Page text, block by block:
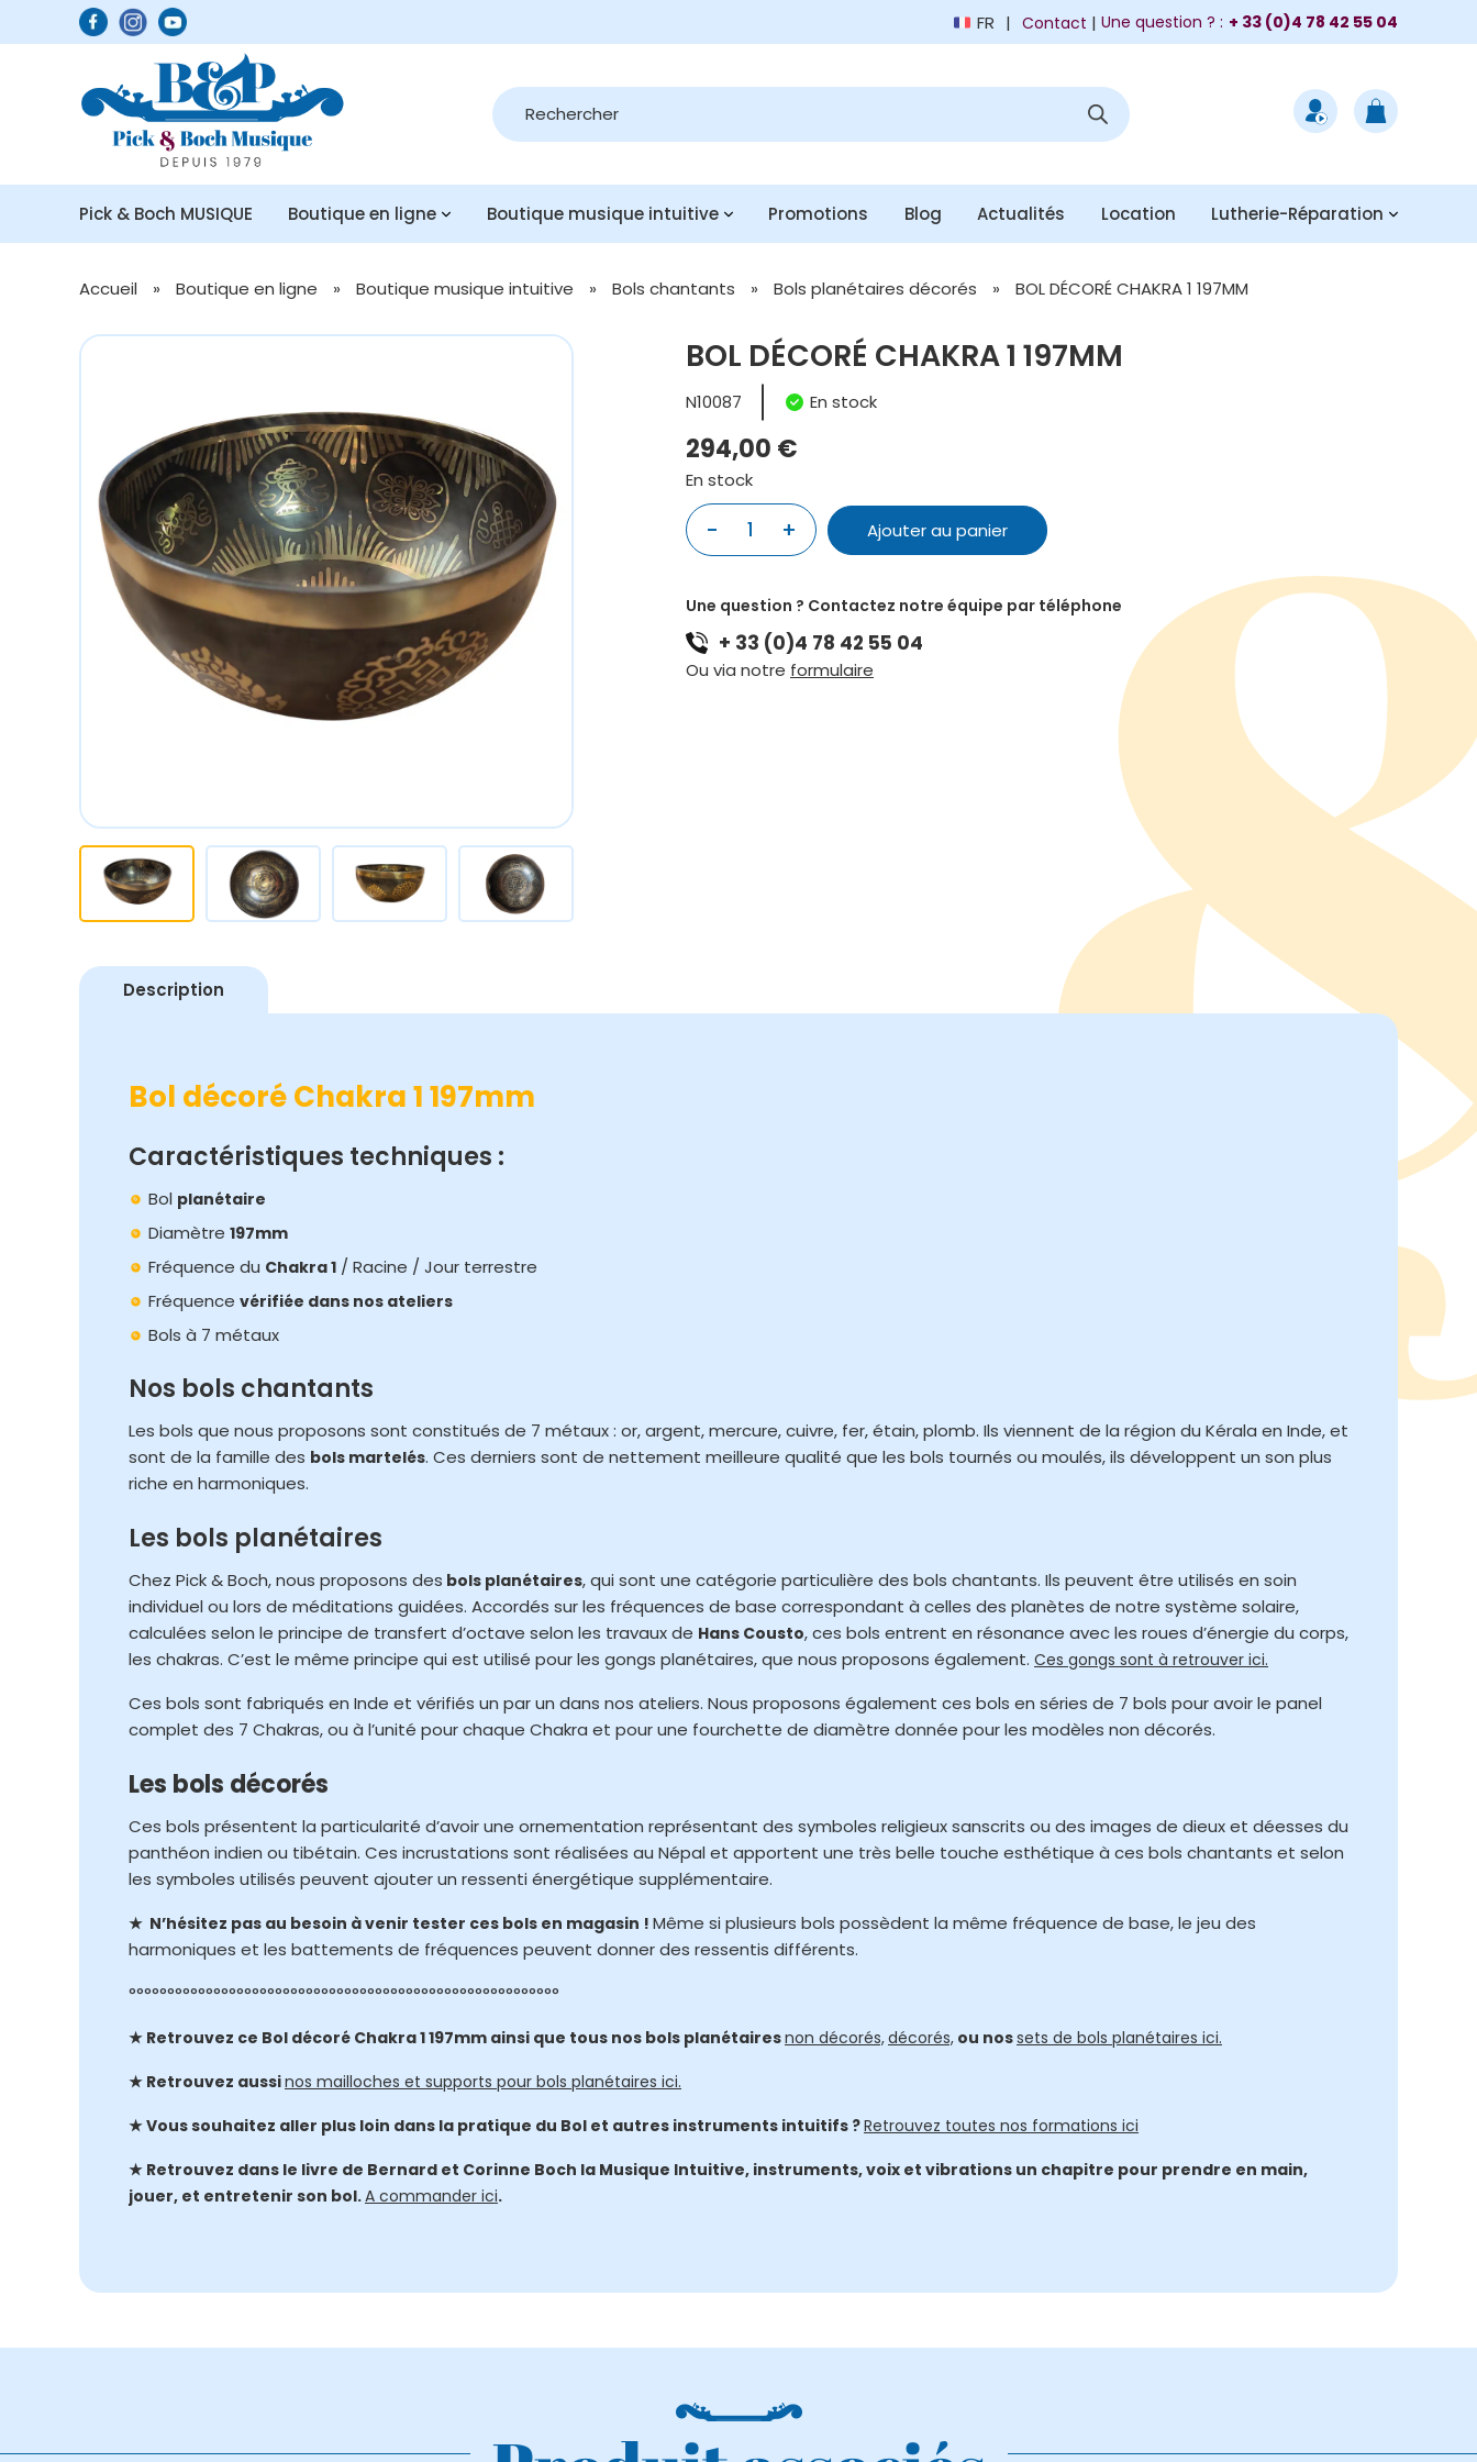
FR Contact | Une question ? : + 33 (0)4 78 42 55 04
Recherche
de
produits
Pick & Boch MUSIQUE Boutique en ligne Boutique musique intuitive Promotions Blog Actualités Location Lutherie-Réparation
Accueil » Boutique en ligne » Boutique musique intuitive » Bols chantants » Bols planétaires décorés » BOL DÉCORÉ CHAKRA 1 197MM
BOL DÉCORÉ CHAKRA 1 197MM
N10087 En stock
294,00 €
En stock
-
quantité
DÉCORÉ
CHAKRA
1
1 + Ajouter au panier
Une question ? Contactez notre équipe par téléphone
+ 33 (0)4 78 42 55 04
Ou via notre formulaire
Description
Bol décoré Chakra 1 197mm
Caractéristiques techniques :
Bol planétaire
Diamètre 197mm
Fréquence du Chakra 1 / Racine / Jour terrestre
Fréquence vérifiée dans nos ateliers
Bols à 7 métaux
Nos bols chantants
Les bols que nous proposons sont constitués de 7 métaux : or, argent, mercure, cuivre, fer, étain, plomb. Ils viennent de la région du Kérala en Inde, et
sont de la famille des bols martelés. Ces derniers sont de nettement meilleure qualité que les bols tournés ou moulés, ils développent un son plus
riche en harmoniques.
Les bols planétaires
Chez Pick & Boch, nous proposons des bols planétaires, qui sont une catégorie particulière des bols chantants. Ils peuvent être utilisés en soin
individuel ou lors de méditations guidées. Accordés sur les fréquences de base correspondant à celles des planètes de notre système solaire,
calculées selon le principe de transfert d’octave selon les travaux de Hans Cousto, ces bols entrent en résonance avec les roues d’énergie du corps,
les chakras. C’est le même principe qui est utilisé pour les gongs planétaires, que nous proposons également. Ces gongs sont à retrouver ici.
Ces bols sont fabriqués en Inde et vérifiés un par un dans nos ateliers. Nous proposons également ces bols en séries de 7 bols pour avoir le panel
complet des 7 Chakras, ou à l’unité pour chaque Chakra et pour une fourchette de diamètre donnée pour les modèles non décorés.
Les bols décorés
Ces bols présentent la particularité d’avoir une ornementation représentant des symboles religieux sanscrits ou des images de dieux et déesses du
panthéon indien ou tibétain. Ces incrustations sont réalisées au Népal et apportent une très belle touche esthétique à ces bols chantants et selon
les symboles utilisés peuvent ajouter un ressenti énergétique supplémentaire.
★ N’hésitez pas au besoin à venir tester ces bols en magasin ! Même si plusieurs bols possèdent la même fréquence de base, le jeu des
harmoniques et les battements de fréquences peuvent donner des ressentis différents.
°°°°°°°°°°°°°°°°°°°°°°°°°°°°°°°°°°°°°°°°°°°°°°°°°°°°°°°°
★ Retrouvez ce Bol décoré Chakra 1 197mm ainsi que tous nos bols planétairesnon décorés,décorés, ou nossets de bols planétaires ici.
★ Retrouvez aussinos mailloches et supports pour bols planétaires ici.
★ Vous souhaitez aller plus loin dans la pratique du Bol et autres instruments intuitifs ?Retrouvez toutes nos formations ici
★ Retrouvez dans le livre de Bernard et Corinne Boch la Musique Intuitive, instruments, voix et vibrations un chapitre pour prendre en main,
jouer, et entretenir son bol.A commander ici.